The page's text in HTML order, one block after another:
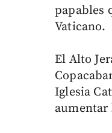
papables
Vaticano.
El Alto
Iglesia
aumentar